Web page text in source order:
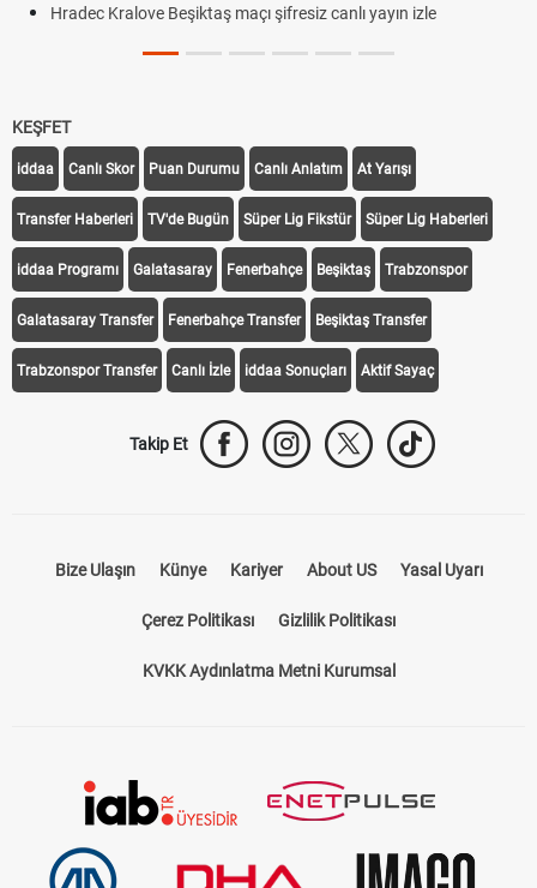
Hradec Kralove Beşiktaş maçı şifresiz canlı yayın izle
KEŞFET
iddaa Canlı Skor Puan Durumu Canlı Anlatım At Yarışı
Transfer Haberleri TV'de Bugün Süper Lig Fikstür Süper Lig Haberleri
iddaa Programı Galatasaray Fenerbahçe Beşiktaş Trabzonspor
Galatasaray Transfer Fenerbahçe Transfer Beşiktaş Transfer
Trabzonspor Transfer Canlı İzle iddaa Sonuçları Aktif Sayaç
Takip Et
Bize Ulaşın Künye Kariyer About US Yasal Uyarı
Çerez Politikası Gizlilik Politikası
KVKK Aydınlatma Metni Kurumsal